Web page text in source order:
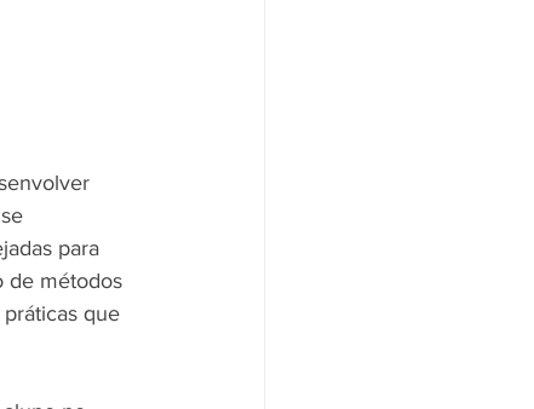
para
de métodos
que